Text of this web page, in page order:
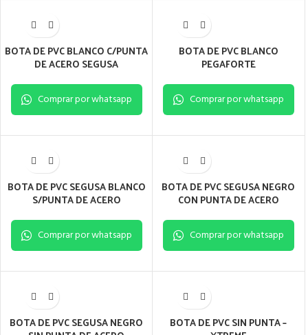
BOTA DE PVC BLANCO C/PUNTA
DE ACERO SEGUSA
Comprar por whatsapp
BOTA DE PVC BLANCO
PEGAFORTE
Comprar por whatsapp
BOTA DE PVC SEGUSA BLANCO
S/PUNTA DE ACERO
Comprar por whatsapp
BOTA DE PVC SEGUSA NEGRO
CON PUNTA DE ACERO
Comprar por whatsapp
BOTA DE PVC SEGUSA NEGRO BOTA DE PVC SIN PUNTA –